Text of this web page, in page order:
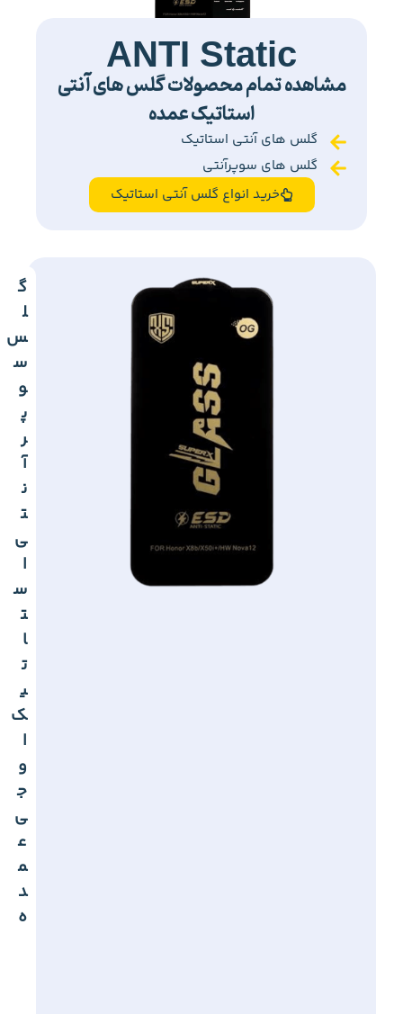
ANTI Static
مشاهده تمام محصولات گلس های آنتی
استاتیک عمده
گلس های آنتی استاتیک
گلس های سوپرآنتی
خرید انواع گلس آنتی استاتیک
گ
ل
س
س
و
پ
ر
آ
ن
ت
ی
ا
س
ت
ا
ت
ی
ک
ا
و
ج
ی
ع
م
د
ه